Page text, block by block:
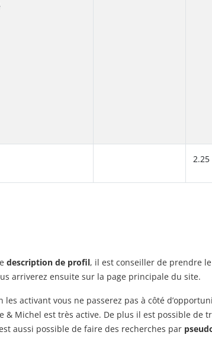
2.25
description de profil, il est conseiller de prendre
arriverez ensuite sur la page principale du site.
les activant vous ne passerez pas à côté
& Michel est très active. De plus il est possible de
aussi possible de faire des recherches par